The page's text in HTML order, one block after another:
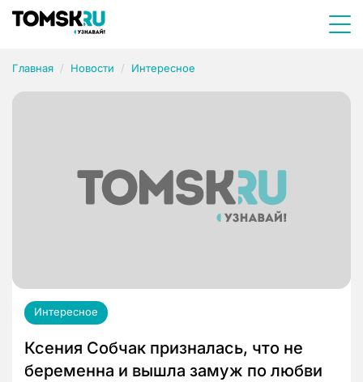
Главная Новости Интересное
Интересное
Ксения Собчак призналась, что не
беременна и вышла замуж по любви